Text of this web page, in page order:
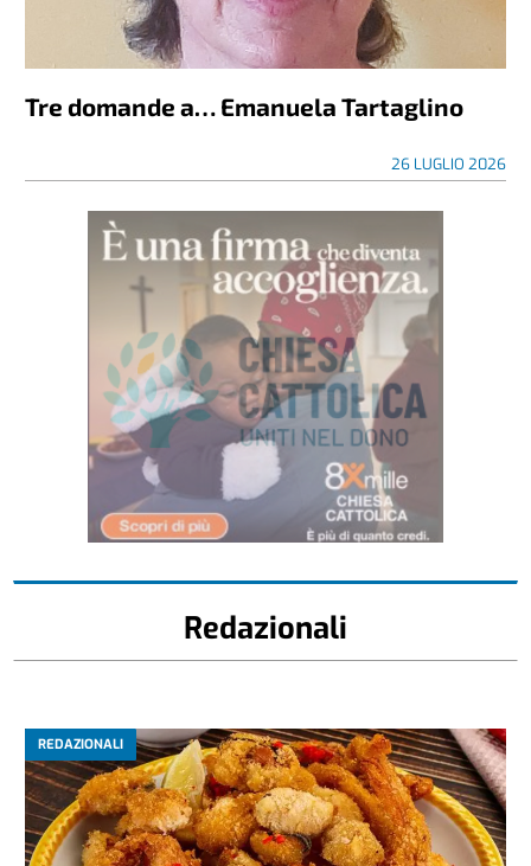
Tre domande a… Emanuela Tartaglino
26 LUGLIO 2026
Redazionali
REDAZIONALI